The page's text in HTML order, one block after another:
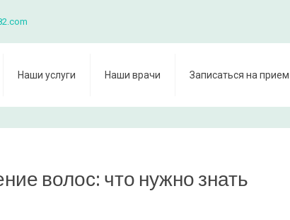
Наши услуги Наши врачи Записаться на прием
волос: что нужно знать